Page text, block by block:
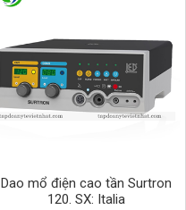
Dao mổ điện cao tần Surtron
120. SX: Italia